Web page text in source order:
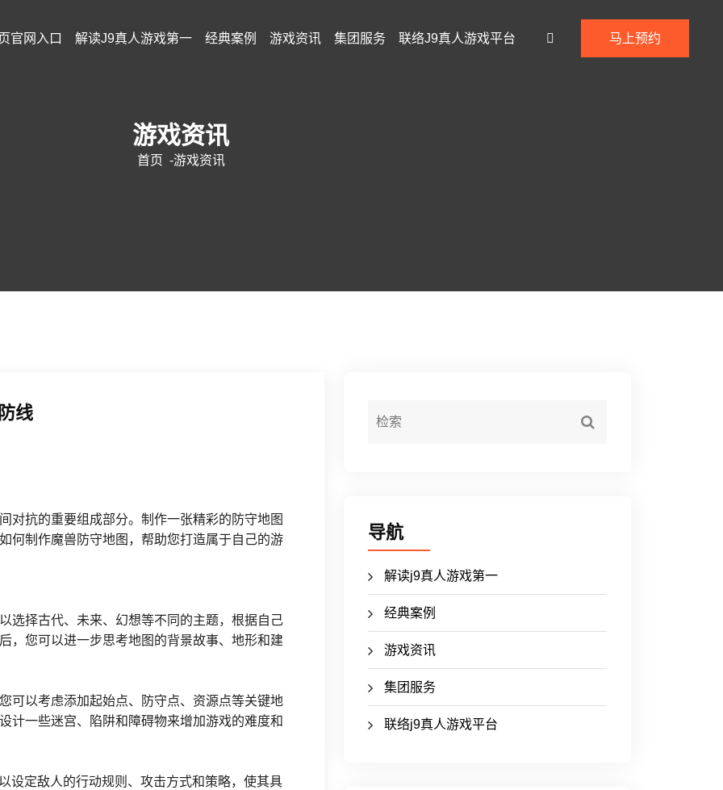
官网入口 解读j9真人游戏第一 经典案例 游戏资讯 集团服务 联络j9真人游戏平台 马上预约
游戏资讯
首页 -游戏资讯
线
对抗的重要组成部分。制作一张精彩的防守地图
何制作魔兽防守地图，帮助您打造属于自己的游
选择古代、未来、幻想等不同的主题，根据自己
，您可以进一步思考地图的背景故事、地形和建
可以考虑添加起始点、防守点、资源点等关键地
计一些迷宫、陷阱和障碍物来增加游戏的难度和
设定敌人的行动规则、攻击方式和策略，使其具
导航
解读j9真人游戏第一
经典案例
游戏资讯
集团服务
联络j9真人游戏平台